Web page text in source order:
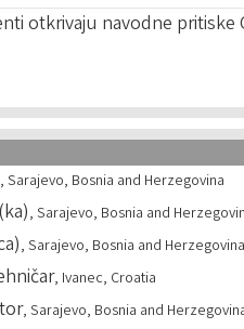
otkrivaju navodne pritiske
, Sarajevo, Bosnia and Herzegovina
, Sarajevo, Bosnia and
, Sarajevo, Bosnia and Herzegovina
, Ivanec, Croatia
, Sarajevo, Bosnia and